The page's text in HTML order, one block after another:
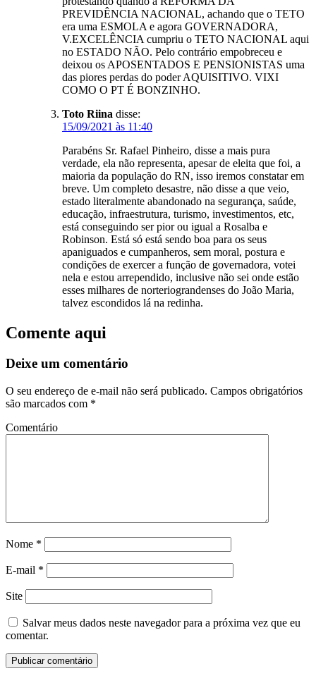
PREVIDÊNCIA NACIONAL, achando que o TETO
era uma ESMOLA e agora GOVERNADORA,
V.EXCELÊNCIA cumpriu o TETO NACIONAL aqui
no ESTADO NÃO. Pelo contrário empobreceu e
deixou os APOSENTADOS E PENSIONISTAS uma
das piores perdas do poder AQUISITIVO. VIXI
COMO O PT É BONZINHO.
Toto Riina disse:
15/09/2021 às 11:40
Parabéns Sr. Rafael Pinheiro, disse a mais pura
verdade, ela não representa, apesar de eleita que foi, a
maioria da população do RN, isso iremos constatar em
breve. Um completo desastre, não disse a que veio,
estado literalmente abandonado na segurança, saúde,
educação, infraestrutura, turismo, investimentos, etc,
está conseguindo ser pior ou igual a Rosalba e
Robinson. Está só está sendo boa para os seus
apaniguados e cumpanheros, sem moral, postura e
condições de exercer a função de governadora, votei
nela e estou arrependido, inclusive não sei onde estão
esses milhares de norteriograndenses do João Maria,
talvez escondidos lá na redinha.
Comente aqui
Deixe um comentário
O seu endereço de e-mail não será publicado. Campos obrigatórios
são marcados com *
Comentário
Nome *
E-mail *
Site
Salvar meus dados neste navegador para a próxima vez que eu
comentar.